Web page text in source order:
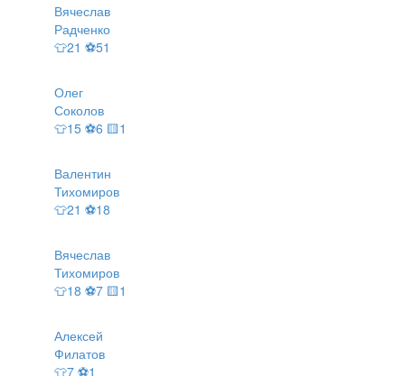
Вячеслав
Радченко
👕21 ⚽51
Олег
Соколов
👕15 ⚽6 🟨1
Валентин
Тихомиров
👕21 ⚽18
Вячеслав
Тихомиров
👕18 ⚽7 🟨1
Алексей
Филатов
👕7 ⚽1